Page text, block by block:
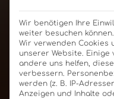
Wir benötigen Ihre
weiter besuchen können.
Wir verwenden Cookies
unserer Website. Einige
andere uns helfen,
verbessern.
werden (z. B. IP-
Anzeigen und Inhalte